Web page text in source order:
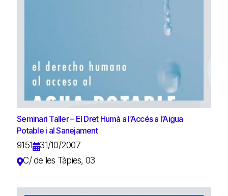
Seminari Taller – El Dret Humà a l’Accés a l’Aigua
Potable i al Sanejament
9151
31/10/2007
C/ de les Tàpies, 03